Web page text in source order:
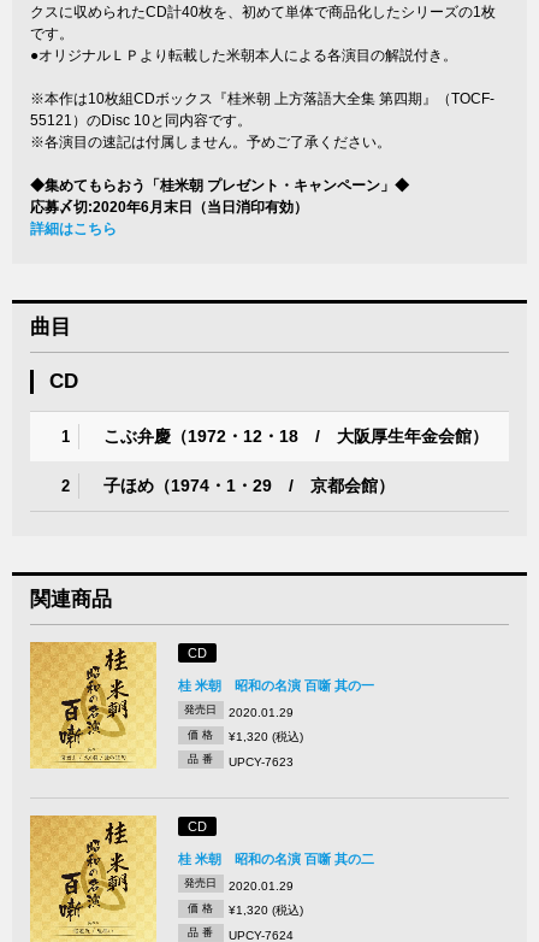
クスに収められたCD計40枚を、初めて単体で商品化したシリーズの1枚
です。
●オリジナルＬＰより転載した米朝本人による各演目の解説付き。
※本作は10枚組CDボックス『桂米朝 上方落語大全集 第四期』（TOCF-
55121）のDisc 10と同内容です。
※各演目の速記は付属しません。予めご了承ください。
◆集めてもらおう「桂米朝 プレゼント・キャンペーン」◆
応募〆切:2020年6月末日（当日消印有効）
詳細はこちら
曲目
CD
1 こぶ弁慶（1972・12・18 / 大阪厚生年金会館）
2 子ほめ（1974・1・29 / 京都会館）
関連商品
CD
桂 米朝 昭和の名演 百噺 其の一
発売日 2020.01.29
価 格 ¥1,320 (税込)
品 番 UPCY-7623
CD
桂 米朝 昭和の名演 百噺 其の二
発売日 2020.01.29
価 格 ¥1,320 (税込)
品 番 UPCY-7624